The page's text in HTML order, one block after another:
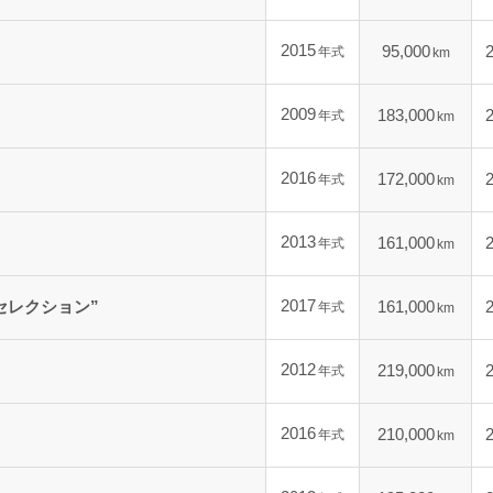
2015年式 95,000 km
2009年式 183,000 km
2016年式 172,000 km
2013年式 161,000 km
レクション” 2017年式 161,000 km
2012年式 219,000 km
2016年式 210,000 km